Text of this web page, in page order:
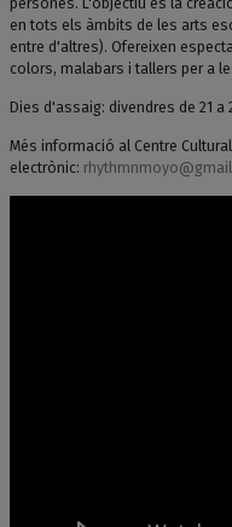
persones. L'objectiu és la
en tots els àmbits de les arts
entre d'altres). Ofereixen
colors, malabars i tallers per a
Dies d'assaig: divendres de 21 a
Més informació al Centre
electrònic: